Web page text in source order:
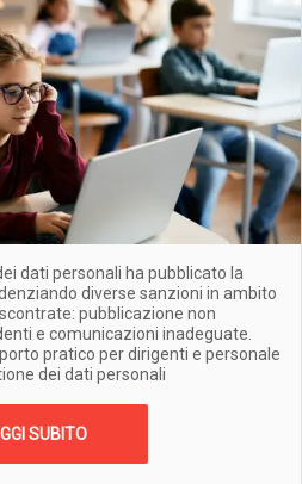
dati personali ha pubblicato la
diverse sanzioni in ambito
pubblicazione non
e comunicazioni inadeguate.
pratico per dirigenti e personale
dei dati personali
SUBITO